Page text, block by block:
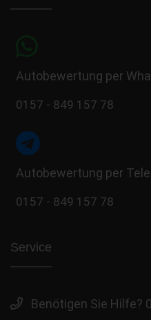
Autobewertung per
0157 - 849 157 78
Autobewertung per
0157 - 849 157 78
Service
Benötigen Sie Hilfe?